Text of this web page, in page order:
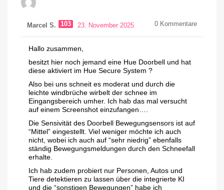
Marcel S. 103 23. November 2025 0 Kommentare
Hallo zusammen,
besitzt hier noch jemand eine Hue Doorbell und hat
diese aktiviert im Hue Secure System ?
Also bei uns schneit es moderat und durch die
leichte windbrüche wirbelt der schnee im
Eingangsbereich umher. Ich hab das mal versucht
auf einem Screenshot einzufangen….
Die Sensivität des Doorbell Bewegungsensors ist auf
“Mittel” eingestellt. Viel weniger möchte ich auch
nicht, wobei ich auch auf “sehr niedrig” ebenfalls
ständig Bewegungsmeldungen durch den Schneefall
erhalte.
Ich hab zudem probiert nur Personen, Autos und
Tiere detektieren zu lassen über die integrierte KI
und die “sonstigen Bewegungen” habe ich